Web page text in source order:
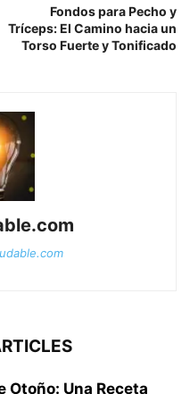
Fondos para Pecho y
Tríceps: El Camino hacia un
Torso Fuerte y Tonificado
Otoño: Una Receta